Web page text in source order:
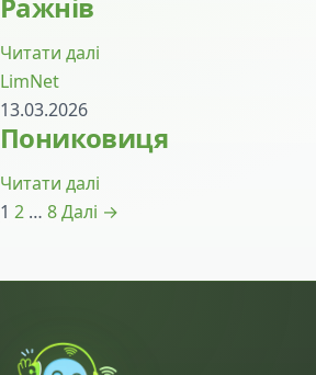
Читати далі
LimNet
13.03.2026
Пониковиця
Читати далі
Пагінація записів
1 2 … 8Далі →